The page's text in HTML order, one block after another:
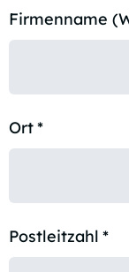
Firmenname
Ort*
Postleitzahl *